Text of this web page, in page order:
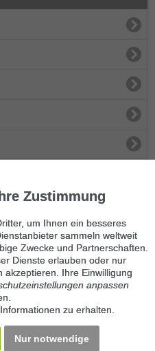
Zustimmung
um Ihnen ein besseres
sammeln weltweit
Zwecke und Partnerschaften.
Dienste erlauben oder nur
akzeptieren. Ihre Einwilligung
anpassen
Informationen zu erhalten.
Nur notwendige